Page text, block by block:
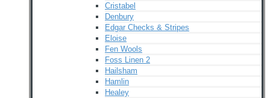
Cristabel
Denbury
Edgar Checks & Stripes
Eloise
Fen Wools
Foss Linen 2
Hailsham
Hamlin
Healey